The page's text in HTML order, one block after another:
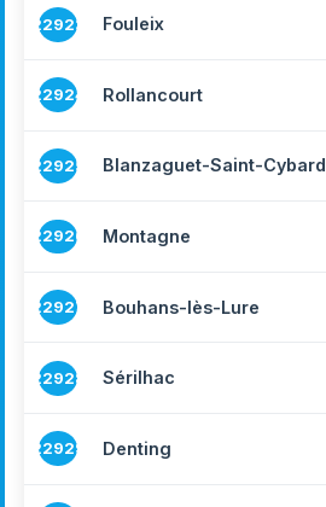
22923 Fouleix
22924 Rollancourt
22925 Blanzaguet-Saint-Cybard
22926 Montagne
22927 Bouhans-lès-Lure
22928 Sérilhac
22929 Denting